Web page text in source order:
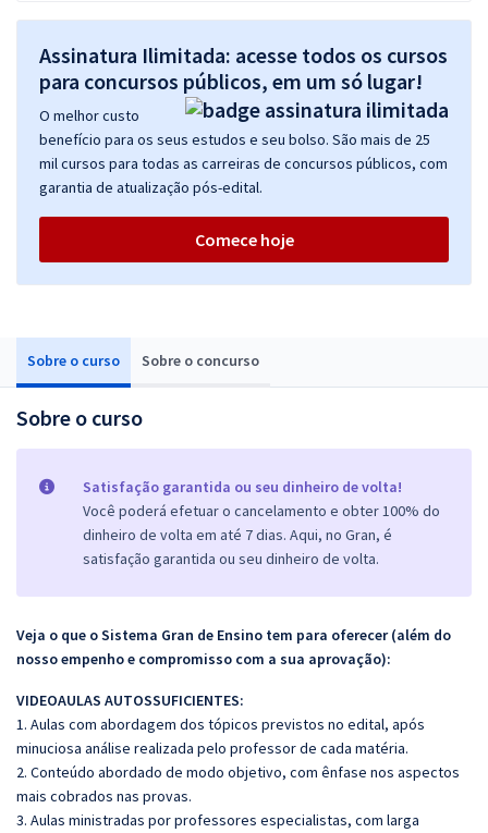
Sobre o curso Sobre o concurso
Sobre o curso
Satisfação garantida ou seu dinheiro de volta!
Você poderá efetuar o cancelamento e obter 100% do
dinheiro de volta em até 7 dias. Aqui, no Gran, é
satisfação garantida ou seu dinheiro de volta.
Veja o que o Sistema Gran de Ensino tem para oferecer (além do
nosso empenho e compromisso com a sua aprovação):
VIDEOAULAS AUTOSSUFICIENTES:
1. Aulas com abordagem dos tópicos previstos no edital, após
minuciosa análise realizada pelo professor de cada matéria.
2. Conteúdo abordado de modo objetivo, com ênfase nos aspectos
mais cobrados nas provas.
3. Aulas ministradas por professores especialistas, com larga
Assinatura Ilimitada: acesse todos os cursos
para concursos públicos, em um só lugar!
O melhor custo
benefício para os seus estudos e seu bolso. São mais de 25
mil cursos para todas as carreiras de concursos públicos, com
garantia de atualização pós-edital.
Comece hoje